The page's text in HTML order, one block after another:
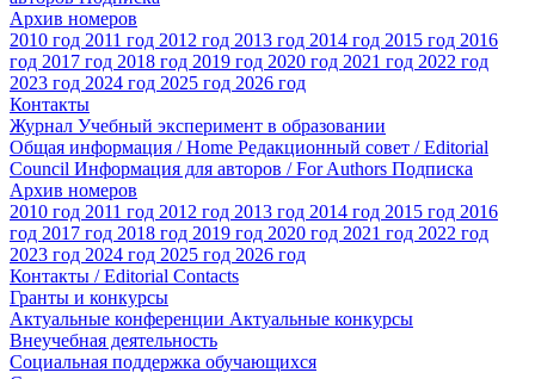
Архив номеров
2010 год 2011 год 2012 год 2013 год 2014 год 2015 год 2016
год 2017 год 2018 год 2019 год 2020 год 2021 год 2022 год
2023 год 2024 год 2025 год 2026 год
Контакты
Журнал Учебный эксперимент в образовании
Общая информация / Home Редакционный совет / Editorial
Council Информация для авторов / For Authors Подписка
Архив номеров
2010 год 2011 год 2012 год 2013 год 2014 год 2015 год 2016
год 2017 год 2018 год 2019 год 2020 год 2021 год 2022 год
2023 год 2024 год 2025 год 2026 год
Контакты / Editorial Contacts
Гранты и конкурсы
Актуальные конференции Актуальные конкурсы
Внеучебная деятельность
Социальная поддержка обучающихся